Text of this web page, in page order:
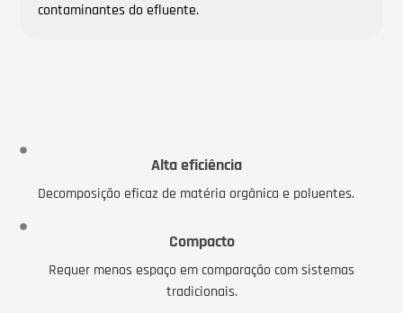
contaminantes do efluente.
Alta eficiência
Decomposição eficaz de matéria orgânica e poluentes.
Compacto
Requer menos espaço em comparação com sistemas
tradicionais.